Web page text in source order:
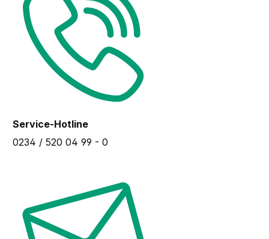
Service-Hotline
0234 / 520 04 99 - 0